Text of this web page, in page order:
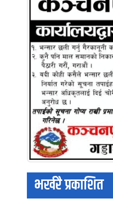
भर्खरै प्रकाशित